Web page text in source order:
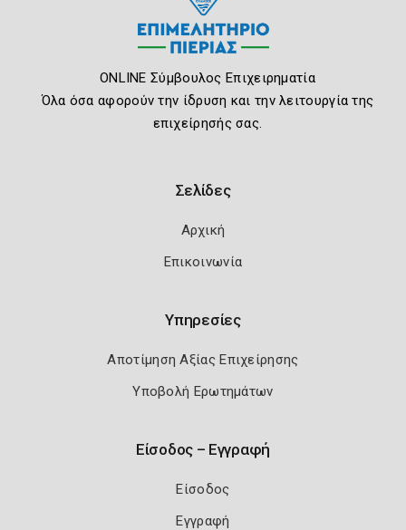
ONLINE Σύμβουλος Επιχειρηματία
Όλα όσα αφορούν την ίδρυση και την λειτουργία της
επιχείρησής σας.
Σελίδες
Αρχική
Επικοινωνία
Υπηρεσίες
Αποτίμηση Αξίας Επιχείρησης
Υποβολή Ερωτημάτων
Είσοδος – Εγγραφή
Είσοδος
Εγγραφή